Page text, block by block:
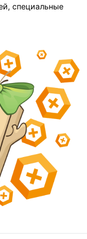
специальные